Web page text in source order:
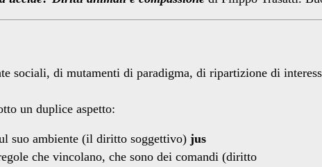
sociali, di mutamenti di paradigma, di ripartizione di
un duplice aspetto:
suo ambiente (il diritto soggettivo) jus
che vincolano, che sono dei comandi (diritto